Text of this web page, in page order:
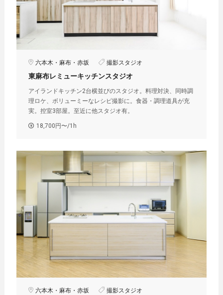
六本木・麻布・赤坂 撮影スタジオ
東麻布レミューキッチンスタジオ
アイランドキッチン2台横並びのスタジオ。料理対決、同時調
理ロケ、ボリューミーなレシピ撮影に。食器・調理道具が充
実。控室3部屋。至近に他スタジオ有。
18,700円〜/1h
六本木・麻布・赤坂 撮影スタジオ